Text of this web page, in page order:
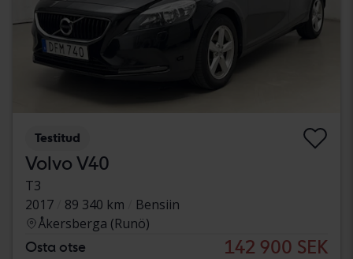
Testitud
Volvo V40
T3
2017
89 340 km
Bensiin
Åkersberga (Runö)
Osta otse 142 900 SEK